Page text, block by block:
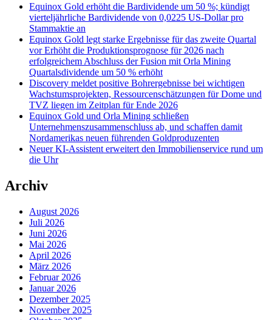
Equinox Gold erhöht die Bardividende um 50 %; kündigt
vierteljährliche Bardividende von 0,0225 US-Dollar pro
Stammaktie an
Equinox Gold legt starke Ergebnisse für das zweite Quartal
vor Erhöht die Produktionsprognose für 2026 nach
erfolgreichem Abschluss der Fusion mit Orla Mining
Quartalsdividende um 50 % erhöht
Discovery meldet positive Bohrergebnisse bei wichtigen
Wachstumsprojekten, Ressourcenschätzungen für Dome und
TVZ liegen im Zeitplan für Ende 2026
Equinox Gold und Orla Mining schließen
Unternehmenszusammenschluss ab, und schaffen damit
Nordamerikas neuen führenden Goldproduzenten
Neuer KI-Assistent erweitert den Immobilienservice rund um
die Uhr
Archiv
August 2026
Juli 2026
Juni 2026
Mai 2026
April 2026
März 2026
Februar 2026
Januar 2026
Dezember 2025
November 2025